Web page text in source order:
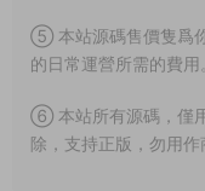
⑤ 本站源碼售價隻爲
的日常運營所需的費用
⑥ 本站所有源碼，僅
除，支持正版，勿用作